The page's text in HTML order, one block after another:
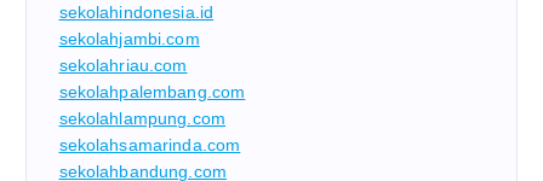
sekolahindonesia.id
sekolahjambi.com
sekolahriau.com
sekolahpalembang.com
sekolahlampung.com
sekolahsamarinda.com
sekolahbandung.com